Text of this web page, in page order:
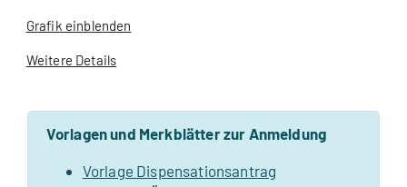
Grafik einblenden
Weitere Details
Vorlagen und Merkblätter zur Anmeldung
Vorlage Dispensationsantrag